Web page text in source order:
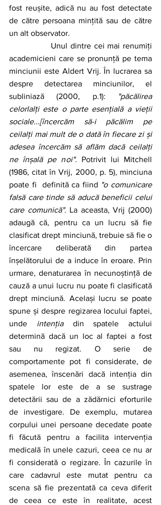
fost reușite, adică nu au fost detectate
de către persoana mințită sau de către
un alt observator.
academicieni care se pronunță pe tema
minciunii este Aldert Vrij. În lucrarea sa
despre detectarea minciunilor, el
subliniază (2000, p.1):
"păcălirea
celorlalți este o parte esențială a vieții
sociale...[încercăm să-i păcălim pe
ceilalți mai mult de o dată în fiecare zi și
adesea încercăm să aflăm dacă ceilalți
ne înșală pe noi". Potrivit lui Mitchell
(1986, citat în Vrij, 2000, p. 5), minciuna
poate fi  definită ca fiind "o comunicare
falsă care tinde să aducă beneficii celui
care comunică". La aceasta, Vrij (2000)
adaugă că, pentru ca un lucru să fie
clasificat drept minciună, trebuie să fie o
încercare deliberată din partea
înșelătorului de a induce în eroare. Prin
urmare, denaturarea în necunoștință de
cauză a unui lucru nu poate fi clasificată
drept minciună. Același lucru se poate
spune și despre regizarea locului faptei,
unde intenția din spatele actului
determină dacă un loc al faptei a fost
sau nu regizat. O serie de
comportamente pot fi considerate, de
asemenea, înscenări dacă intenția din
spatele lor este de a se sustrage
detectării sau de a zădărnici eforturile
de investigare. De exemplu, mutarea
corpului unei persoane decedate poate
fi făcută pentru a facilita intervenția
medicală în unele cazuri, ceea ce nu ar
fi considerată o regizare. În cazurile în
care cadavrul este mutat pentru ca
scena să fie prezentată ca ceva diferit
de ceea ce este în realitate, acest